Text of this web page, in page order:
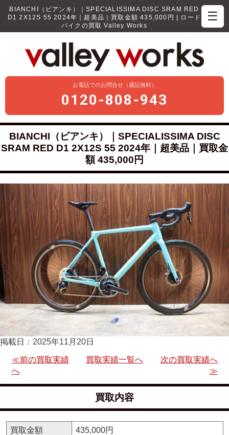
☰
BIANCHI（ビアンキ）｜SPECIALISSIMA DISC SRAM RED
D1 2X12S 55 2024年｜超美品｜買取金額 435,000円 | ロード
バイクの買取 Valley Works
お電話でのお問合せ（通話無料）
0120-808-943
BIANCHI（ビアンキ）｜SPECIALISSIMA DISC
SRAM RED D1 2X12S 55 2024年｜超美品｜買取金
額 435,000円
掲載日：2025年11月20日
≪前の買取実績
へ
買取実績一覧へ
次の買取実績へ
≫
買取内容
買取金額
435,000円